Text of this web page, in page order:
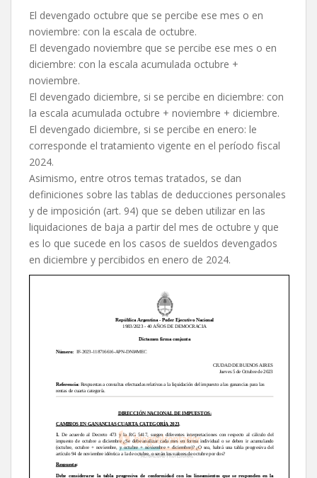
El devengado octubre que se percibe ese mes o en
noviembre: con la escala de octubre.
El devengado noviembre que se percibe ese mes o en
diciembre: con la escala acumulada octubre +
noviembre.
El devengado diciembre, si se percibe en diciembre: con
la escala acumulada octubre + noviembre + diciembre.
El devengado diciembre, si se percibe en enero: le
corresponde el tratamiento vigente en el período fiscal
2024.
Asimismo, entre otros temas tratados, se dan
definiciones sobre las tablas de deducciones personales
y de imposición (art. 94) que se deben utilizar en las
liquidaciones de baja a partir del mes de octubre y que
es lo que sucede en los casos de sueldos devengados
en diciembre y percibidos en enero de 2024.